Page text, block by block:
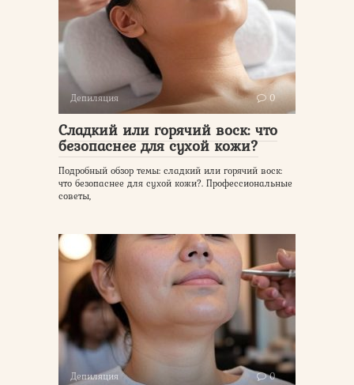
Депиляция 0
Сладкий или горячий воск: что
безопаснее для сухой кожи?
Подробный обзор темы: сладкий или горячий воск:
что безопаснее для сухой кожи?. Профессиональные
советы,
Депиляция 0